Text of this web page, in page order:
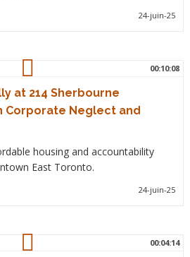
24-juin-25
00:10:08
at 214 Sherbourne
Corporate Neglect and
housing and accountability
East Toronto.
24-juin-25
00:04:14